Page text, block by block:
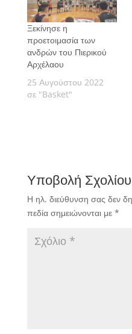
Ξεκίνησε η
προετοιμασία των
ανδρών του Πιερικού
Αρχέλαου
25 Αυγούστου 2022
σε "Basket"
Υποβολή Σχολίου
Η ηλ. διεύθυνση σας δεν
πεδία σημειώνονται με *